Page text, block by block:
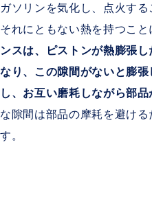
ガソリンを気化し、点火する
それにともない熱を持つこ
ンスは、ピストンが熱膨張
なり、この隙間がないと膨
し、お互い磨耗しながら部
な隙間は部品の摩耗を避け
す。